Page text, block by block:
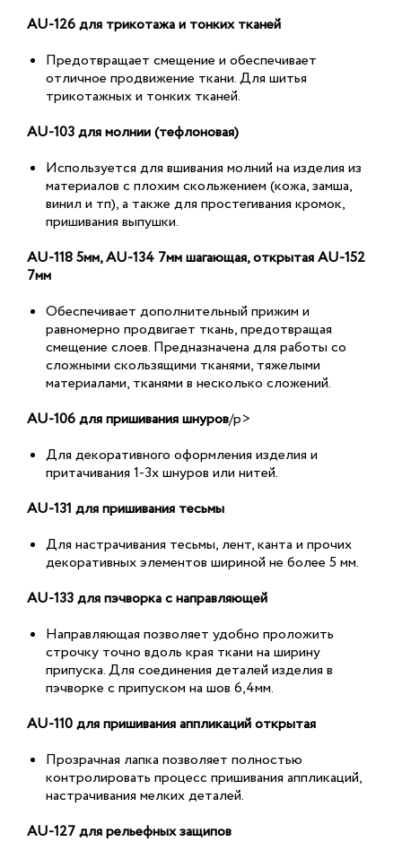
AU-126 для трикотажа и тонких тканей
Предотвращает смещение и обеспечивает
отличное продвижение ткани. Для шитья
трикотажных и тонких тканей.
AU-103 для молнии (тефлоновая)
Используется для вшивания молний на изделия из
материалов с плохим скольжением (кожа, замша,
винил и тп), а также для простегивания кромок,
пришивания выпушки.
AU-118 5мм, AU-134 7мм шагающая, открытая AU-152
7мм
Обеспечивает дополнительный прижим и
равномерно продвигает ткань, предотвращая
смещение слоев. Предназначена для работы со
сложными скользящими тканями, тяжелыми
материалами, тканями в несколько сложений.
AU-106 для пришивания шнуров/p>
Для декоративного оформления изделия и
притачивания 1-3х шнуров или нитей.
AU-131 для пришивания тесьмы
Для настрачивания тесьмы, лент, канта и прочих
декоративных элементов шириной не более 5 мм.
AU-133 для пэчворка с направляющей
Направляющая позволяет удобно проложить
строчку точно вдоль края ткани на ширину
припуска. Для соединения деталей изделия в
пэчворке с припуском на шов 6,4мм.
AU-110 для пришивания аппликаций открытая
Прозрачная лапка позволяет полностью
контролировать процесс пришивания аппликаций,
настрачивания мелких деталей.
AU-127 для рельефных защипов